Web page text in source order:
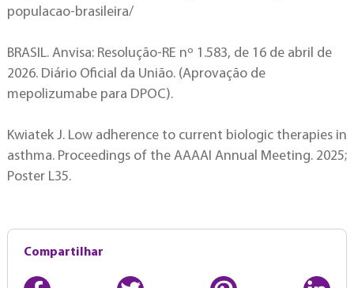
populacao-brasileira/
BRASIL. Anvisa: Resolução-RE nº 1.583, de 16 de abril de
2026. Diário Oficial da União. (Aprovação de
mepolizumabe para DPOC).
Kwiatek J. Low adherence to current biologic therapies in
asthma. Proceedings of the AAAAI Annual Meeting. 2025;
Poster L35.
Compartilhar